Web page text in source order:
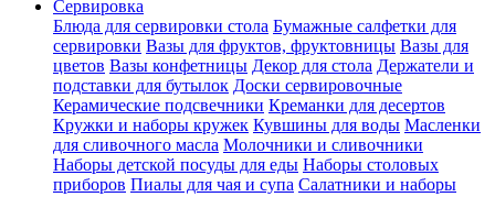
Сервировка
Блюда для сервировки стола Бумажные салфетки для
сервировки Вазы для фруктов, фруктовницы Вазы для
цветов Вазы конфетницы Декор для стола Держатели и
подставки для бутылок Доски сервировочные
Керамические подсвечники Креманки для десертов
Кружки и наборы кружек Кувшины для воды Масленки
для сливочного масла Молочники и сливочники
Наборы детской посуды для еды Наборы столовых
приборов Пиалы для чая и супа Салатники и наборы